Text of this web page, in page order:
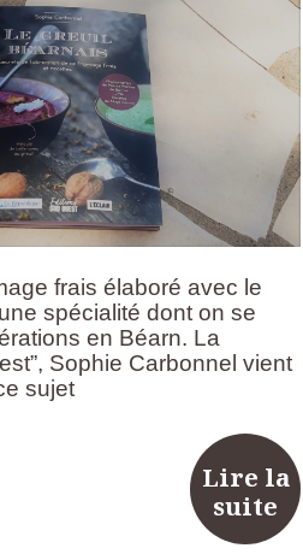
frais élaboré avec le
spécialité dont on se
en Béarn. La
Sophie Carbonnel vient
sujet
Lire la
suite